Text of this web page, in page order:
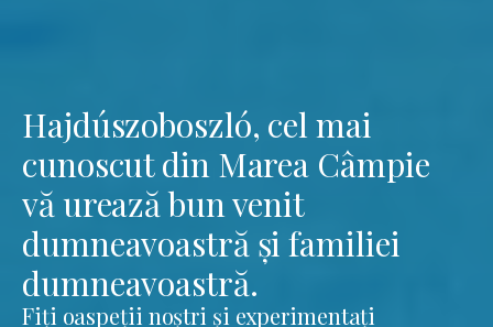
Hajdúszoboszló, cel mai
cunoscut din Marea Câmpie
vă urează bun venit
dumneavoastră și familiei
dumneavoastră.
Fiți oaspeții noștri și experimentați